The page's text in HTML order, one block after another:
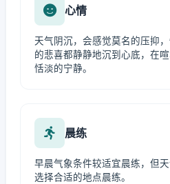
心情
天气阴沉，会感觉莫名的压抑
的悲喜都静静地沉到心底，在
恬淡的宁静。
晨练
早晨气象条件较适宜晨练，但
选择合适的地点晨练。